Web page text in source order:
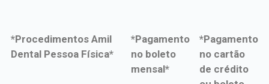
*Procedimentos Amil
Dental Pessoa Física*
*Pagamento
no boleto
mensal*
*Pagamento
no cartão
de crédito